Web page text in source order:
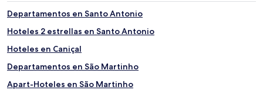
Otros puntos de interés en Región Autónoma de
Madeira
Jardín botánico de Madeira
Complejo balneario de Lido
Jardines Monte Palace
Departamentos en Santo Antonio
Hoteles 2 estrellas en Santo Antonio
Hoteles en Caniçal
Departamentos en São Martinho
Apart-Hoteles en São Martinho